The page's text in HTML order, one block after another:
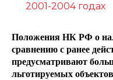
2001-2004 годах
Положения НК РФ о
сравнению с ранее
предусматривают
льготируемых